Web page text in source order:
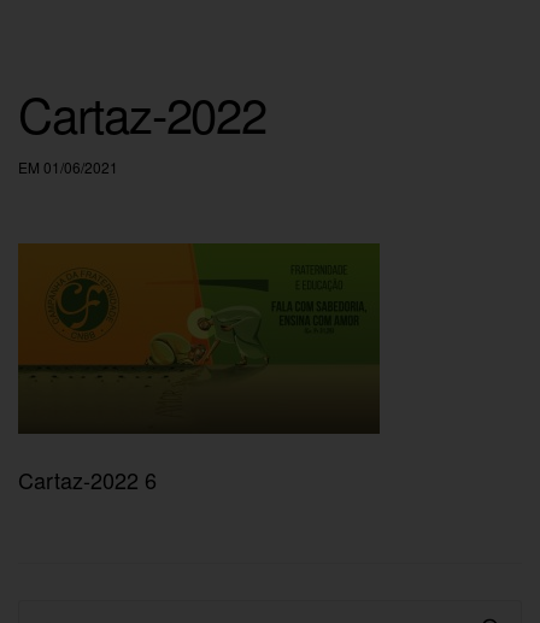
Cartaz-2022
EM 01/06/2021
Cartaz-2022 6